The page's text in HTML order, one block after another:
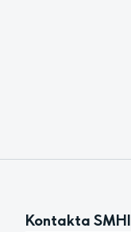
Kontakta SMHI